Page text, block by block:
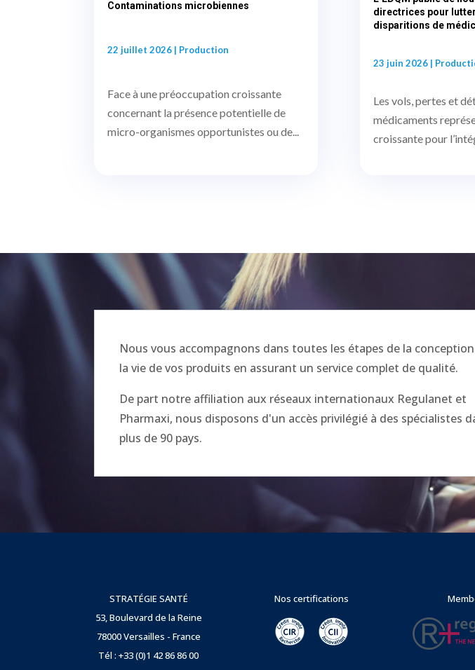
Contaminations microbiennes
22 juillet 2026 | Production
Face à une préoccupation croissante
concernant la présence potentielle de
micro-organismes opportunistes ou de...
directrices pour
disparitions de
23 juin 2026|
Les vols, pertes et
médicaments
croissante pour
Nous vous accompagnons dans toutes les étapes de la
la vie de vos produits en assurant un service complet de qualité.
De part notre affiliation aux réseaux internationaux Regulanet et
Pharmaxi, nous disposons d'un accès privilégié à des spécialistes
plus de 90 pays.
STRATÉGIE SANTÉ
53, Boulevard de la Reine
78000 Versailles - France
Tél : +33 (0)1 42 86 86 00
Nos certifications